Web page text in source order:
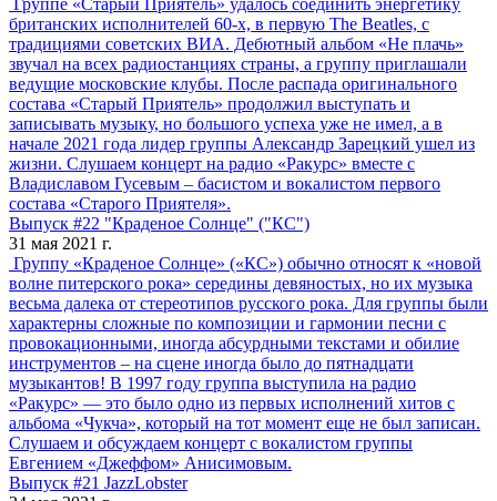
британских исполнителей 60-х, в первую The Beatles, с
традициями советских ВИА. Дебютный альбом «Не плачь»
звучал на всех радиостанциях страны, а группу приглашали
ведущие московские клубы. После распада оригинального
состава «Старый Приятель» продолжил выступать и
записывать музыку, но большого успеха уже не имел, а в
начале 2021 года лидер группы Александр Зарецкий ушел из
жизни. Слушаем концерт на радио «Ракурс» вместе с
Владиславом Гусевым – басистом и вокалистом первого
состава «Старого Приятеля».
Выпуск #22 "Краденое Солнце" ("КС")
31 мая 2021 г.
Группу «Краденое Солнце» («КС») обычно относят к «новой
волне питерского рока» середины девяностых, но их музыка
весьма далека от стереотипов русского рока. Для группы были
характерны сложные по композиции и гармонии песни с
провокационными, иногда абсурдными текстами и обилие
инструментов – на сцене иногда было до пятнадцати
музыкантов! В 1997 году группа выступила на радио
«Ракурс» — это было одно из первых исполнений хитов с
альбома «Чукча», который на тот момент еще не был записан.
Слушаем и обсуждаем концерт с вокалистом группы
Евгением «Джеффом» Анисимовым.
Выпуск #21 JazzLobster